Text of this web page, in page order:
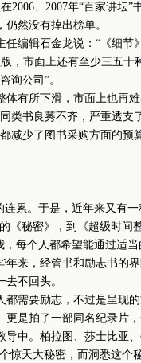
2006、2007年“百家讲坛
然没有掉出榜单。
辑石金龙说：“《细节
，市面上还有至少三五十
询公司”。
有所下滑，市面上也再难
类书良莠不齐，严重透支
都减少了图书采购方面
累。于是，近年来又有一
《秘密》，到《超级时间
每个人都希望能通过适当
，经管书和励志书的界
不回头。
需要励志，不过是呈现的
是拍了一部同名纪录片
中。柏拉图、莎士比亚
惊天大秘密，而洞悉这